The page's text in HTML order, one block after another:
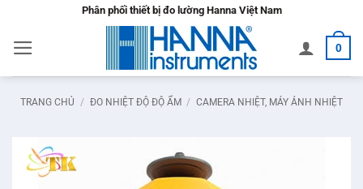
nội
dung
Phân phối thiết bị đo lường Hanna Việt Nam
0
TRANG CHỦ / ĐO NHIỆT ĐỘ ĐỘ ẨM / CAMERA NHIỆT, MÁY ẢNH NHIỆT